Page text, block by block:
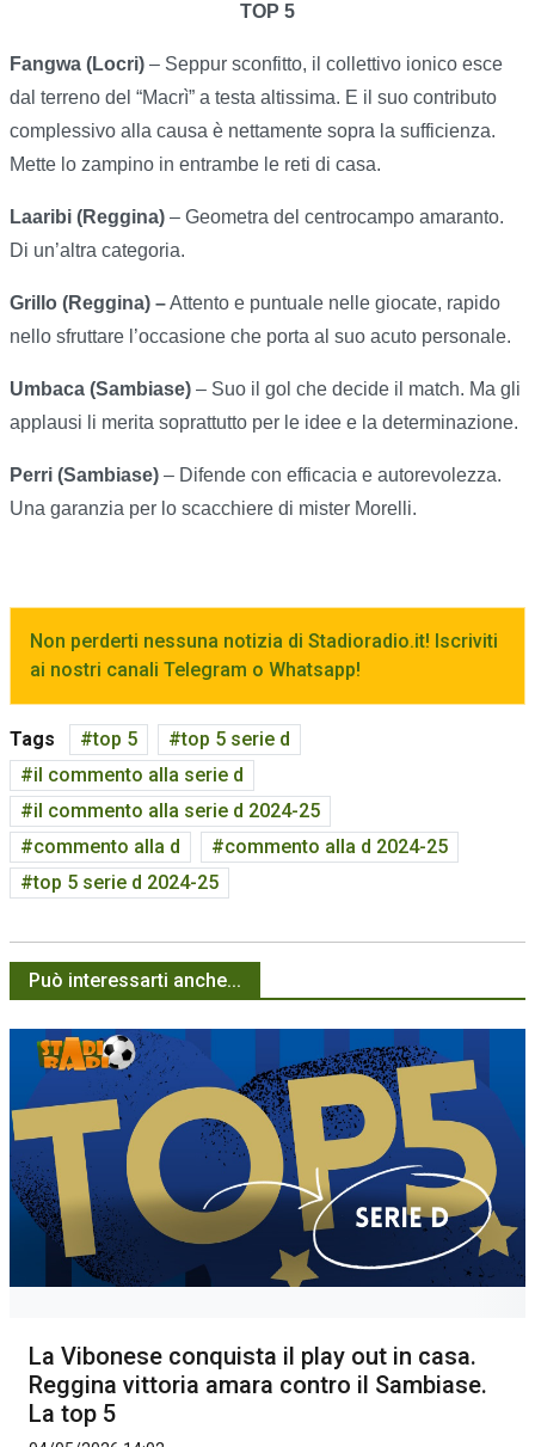
TOP 5
Fangwa (Locri) – Seppur sconfitto, il collettivo ionico esce
dal terreno del “Macrì” a testa altissima. E il suo contributo
complessivo alla causa è nettamente sopra la sufficienza.
Mette lo zampino in entrambe le reti di casa.
Laaribi (Reggina) – Geometra del centrocampo amaranto.
Di un’altra categoria.
Grillo (Reggina) –Attento e puntuale nelle giocate, rapido
nello sfruttare l’occasione che porta al suo acuto personale.
Umbaca (Sambiase) – Suo il gol che decide il match. Ma gli
applausi li merita soprattutto per le idee e la determinazione.
Perri (Sambiase) – Difende con efficacia e autorevolezza.
Una garanzia per lo scacchiere di mister Morelli.
Non perderti nessuna notizia di Stadioradio.it! Iscriviti
ai nostri canali Telegram o Whatsapp!
Tags top 5
top 5 serie d
il commento alla serie d
il commento alla serie d 2024-25
commento alla d
commento alla d 2024-25
top 5 serie d 2024-25
Può interessarti anche...
La Vibonese conquista il play out in casa.
Reggina vittoria amara contro il Sambiase.
La top 5